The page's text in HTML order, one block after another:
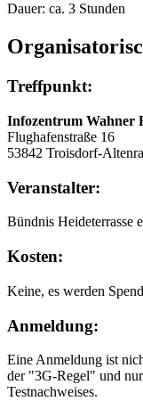
Dauer: ca. 3 Stunden
Treffpunkt:
Infozentrum Wahner
Flughafenstraße 16
53842 Troisdorf-
Veranstalter:
Bündnis Heideterrasse
Kosten:
Keine, es werden
Anmeldung:
Eine Anmeldung ist
der "3G-Regel" und
Testnachweises.